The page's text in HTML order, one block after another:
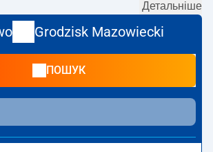
з вокзалу PKP Władysławowo. Останній
вирушає о 16:59. Наразі на
–Grodzisk Mazowiecki
перевізника PKP Intercity. Потяг
на станції Grodzisk Mazowiecki.
Детальніше
Grodzisk Mazowiecki
ПОШУК